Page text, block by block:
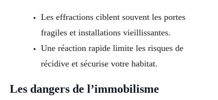
Les effractions ciblent souvent les portes
fragiles et installations vieillissantes.
Une réaction rapide limite les risques de
récidive et sécurise votre habitat.
Les dangers de l’immobilisme